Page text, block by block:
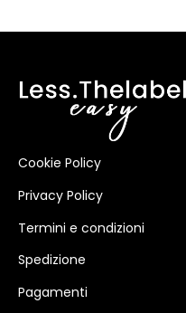
Cookie Policy
Privacy Policy
Termini e condizioni
Spedizione
Pagamenti